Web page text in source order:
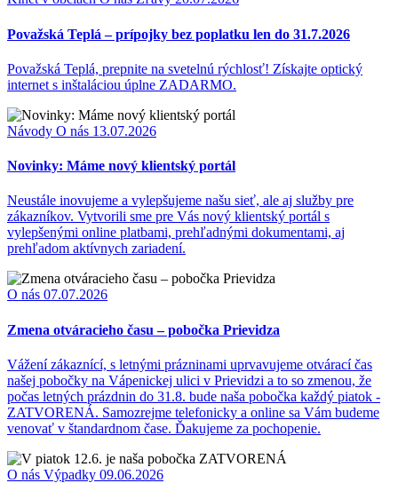
Považská Teplá – prípojky bez poplatku len do 31.7.2026
Považská Teplá, prepnite na svetelnú rýchlosť! Získajte optický
internet s inštaláciou úplne ZADARMO.
Návody O nás 13.07.2026
Novinky: Máme nový klientský portál
Neustále inovujeme a vylepšujeme našu sieť, ale aj služby pre
zákazníkov. Vytvorili sme pre Vás nový klientský portál s
vylepšenými online platbami, prehľadnými dokumentami, aj
prehľadom aktívnych zariadení.
O nás 07.07.2026
Zmena otváracieho času – pobočka Prievidza
Vážení zákaznící, s letnými prázninami uprvavujeme otvárací čas
našej pobočky na Vápenickej ulici v Prievidzi a to so zmenou, že
počas letných prázdnin do 31.8. bude naša pobočka každý piatok -
ZATVORENÁ. Samozrejme telefonicky a online sa Vám budeme
venovať v štandardnom čase. Ďakujeme za pochopenie.
O nás Výpadky 09.06.2026